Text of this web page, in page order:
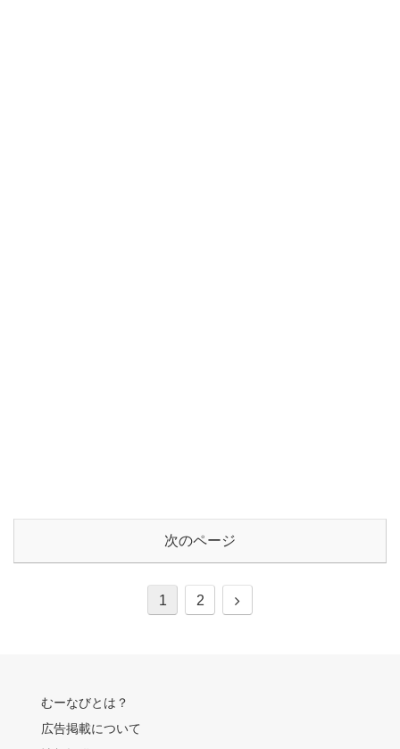
次のページ
1 2
次
むーなびとは？
広告掲載について